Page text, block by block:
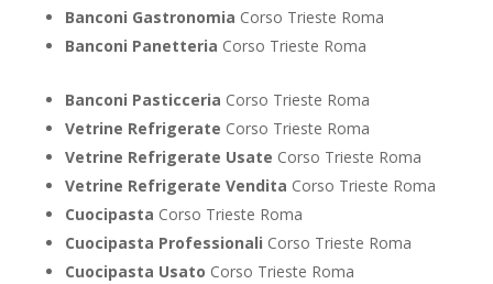
Banconi Gastronomia Corso Trieste Roma
Banconi Panetteria Corso Trieste Roma
Banconi Pasticceria Corso Trieste Roma
Vetrine Refrigerate Corso Trieste Roma
Vetrine Refrigerate Usate Corso Trieste Roma
Vetrine Refrigerate Vendita Corso Trieste Roma
Cuocipasta Corso Trieste Roma
Cuocipasta Professionali Corso Trieste Roma
Cuocipasta Usato Corso Trieste Roma